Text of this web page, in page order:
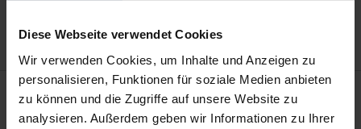
Diese Webseite verwendet Cookies
Wir verwenden Cookies, um Inhalte und Anzeigen zu
personalisieren, Funktionen für soziale Medien anbieten
zu können und die Zugriffe auf unsere Website zu
analysieren. Außerdem geben wir Informationen zu Ihrer
Beschreibung